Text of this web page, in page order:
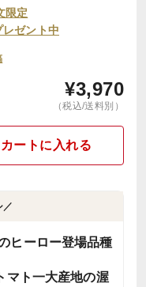
限定
ゼント中
¥3,970
（税込/送料別）
カートに入れる
／
ヒーロー登場品種
マト一大産地の渥